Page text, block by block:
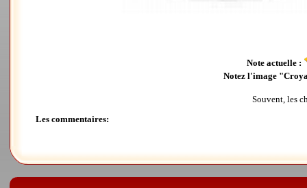
Note actuelle :
Notez l'image
Souvent, les
Les commentaires: